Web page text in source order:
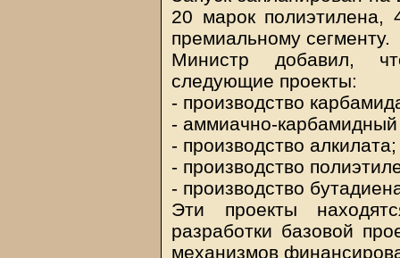
20 марок полиэтилена,
премиальному сегменту.
Министр добавил,
следующие проекты:
- производство
- аммиачно-карбамидный
- производство алкилата;
- производство
- производство
Эти проекты
разработки базовой
механизмов